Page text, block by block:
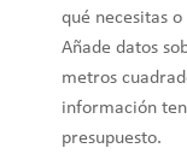
qué necesitas
Añade datos
metros
información
presupuesto.